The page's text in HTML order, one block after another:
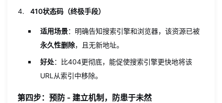
410状态码（终极手段）
适用场景：明确告知搜索引擎和浏览器，该资源已被
永久性删除，且无新地址。
好处：比404更彻底，能促使搜索引擎更快地将该
URL从索引中移除。
第四步：预防 - 建立机制，防患于未然